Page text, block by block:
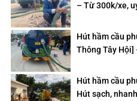
– Từ 300k/xe,
Hút hầm cầu
Thông Tây Hội]
Hút hầm cầu
Hút sạch,